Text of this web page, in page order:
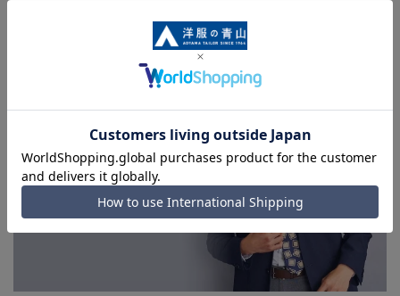
を完了できない場合がございます。予めご了承ください。
■お急ぎ発送のご注文につきましても、ご注文のタイミングに
よってはお急ぎ発送サービスを選択できない場合がございま